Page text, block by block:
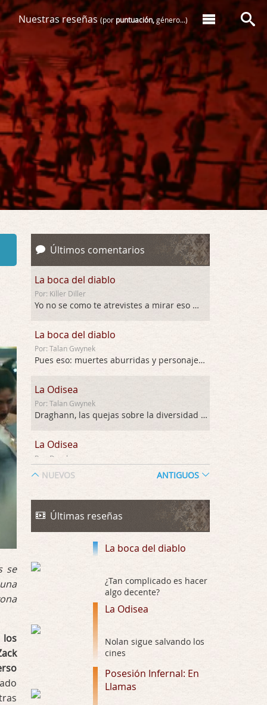
Nuestras reseñas(por puntuación,género...)
se
los
Últimos comentarios
La boca del diablo
Por: Killer Diller
Yo no se como te atrevistes a mirar eso …
La boca del diablo
Por: Talan Gwynek
Pues eso: muertes aburridas y personajes p …
La Odisea
Por: Talan Gwynek
Draghann, las quejas sobre la diversidad s …
La Odisea
Por: Draghann
No sé si entrar en polémicas con respect …
Trance
Por: Luar
Buena película, buen director y buenos ac …
El señor de las moscas
Por: Luar
Dudaba en ver la serie, una serie de 4 cap …
Por: Croc
Las 10 películas gore de Almas
Por: JORDI CRUYFF
NUEVOS ANTIGUOS
Últimas reseñas
La boca del diablo
¿Tan complicado es hacer
algo decente?
La Odisea
Nolan sigue salvando los
cines
Posesión Infernal: En
Llamas